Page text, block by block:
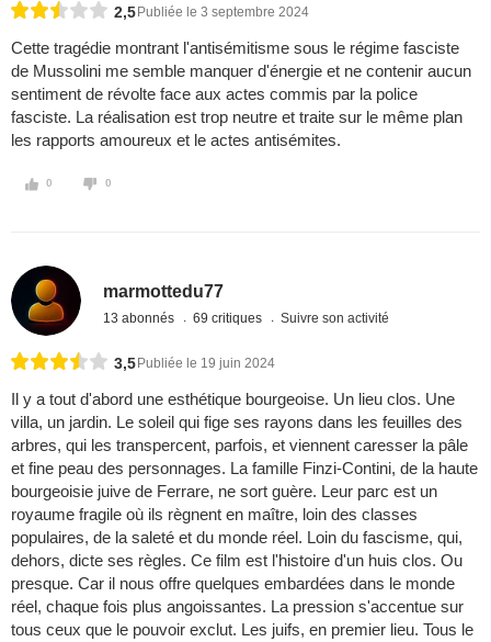
2,5 Publiée le 3 septembre 2024
Cette tragédie montrant l'antisémitisme sous le régime fasciste
de Mussolini me semble manquer d'énergie et ne contenir aucun
sentiment de révolte face aux actes commis par la police
fasciste. La réalisation est trop neutre et traite sur le même plan
les rapports amoureux et le actes antisémites.
0 0
marmottedu77
13 abonnés 69 critiques Suivre son activité
3,5 Publiée le 19 juin 2024
Il y a tout d'abord une esthétique bourgeoise. Un lieu clos. Une
villa, un jardin. Le soleil qui fige ses rayons dans les feuilles des
arbres, qui les transpercent, parfois, et viennent caresser la pâle
et fine peau des personnages. La famille Finzi-Contini, de la haute
bourgeoisie juive de Ferrare, ne sort guère. Leur parc est un
royaume fragile où ils règnent en maître, loin des classes
populaires, de la saleté et du monde réel. Loin du fascisme, qui,
dehors, dicte ses règles. Ce film est l'histoire d'un huis clos. Ou
presque. Car il nous offre quelques embardées dans le monde
réel, chaque fois plus angoissantes. La pression s'accentue sur
tous ceux que le pouvoir exclut. Les juifs, en premier lieu. Tous le